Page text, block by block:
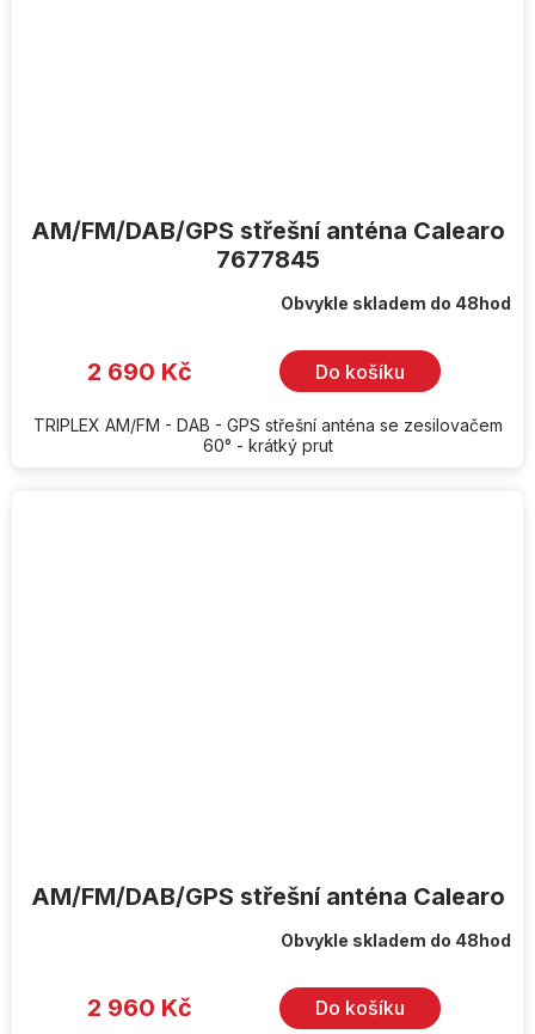
AM/FM/DAB/GPS střešní anténa Calearo
7677845
Obvykle skladem do 48hod
2 690 Kč Do košíku
TRIPLEX AM/FM - DAB - GPS střešní anténa se zesilovačem
60° - krátký prut
AM/FM/DAB/GPS střešní anténa Calearo
Obvykle skladem do 48hod
2 960 Kč Do košíku